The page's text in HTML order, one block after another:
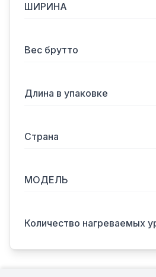
ШИРИНА
Вес брутто
Длина в упаковке
Страна
МОДЕЛЬ
Количество нагреваемых